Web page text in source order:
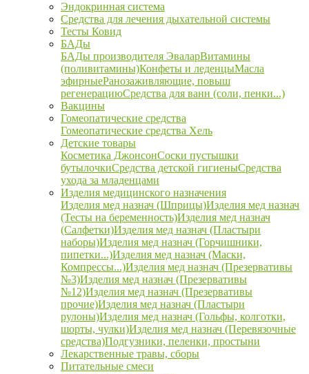
Эндокринная система
Средства для лечения дыхательной системы
Тесты Ковид
БАДы
БАДы производителя ЭваларВитамины
(поливитамины)Конфеты и леденцыМасла
эфирныеРанозаживляющие, повыш
регенерациюСредства для ванн (соли, пенки...)
Вакцины
Гомеопатические средства
Гомеопатические средства Хель
Детские товары
Косметика ДжонсонСоски пустышки
бутылочкиСредства детской гигиеныСредства
ухода за младенцами
Изделия медицинского назначения
Изделия мед назнач (Шприцы)Изделия мед назнач
(Тесты на беременность)Изделия мед назнач
(Салфетки)Изделия мед назнач (Пластыри
наборы)Изделия мед назнач (Горчишники,
пипетки...)Изделия мед назнач (Маски,
Компрессы...)Изделия мед назнач (Презервативы
№3)Изделия мед назнач (Презервативы
№12)Изделия мед назнач (Презервативы
прочие)Изделия мед назнач (Пластыри
рулоны)Изделия мед назнач (Гольфы, колготки,
шорты, чулки)Изделия мед назнач (Перевязочные
средства)Подгузники, пеленки, простыни
Лекарственные травы, сборы
Питательные смеси